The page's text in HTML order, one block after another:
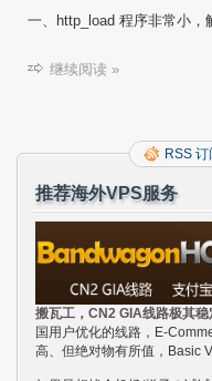
一、http_load 程序非常小
继续阅读 »
RSS 订
推荐海外VPS服务
搬瓦工，CN2 GIA线路极其稳
国用户优化的线路，E-
高、但绝对物有所值，Basic